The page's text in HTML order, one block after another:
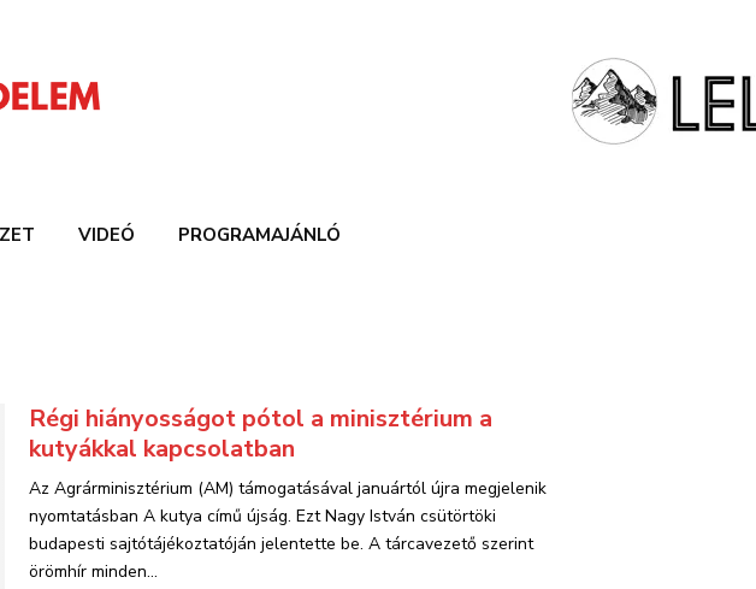
VIDEÓ PROGRAMAJÁNLÓ
Régi hiányosságot pótol a minisztérium a
kutyákkal kapcsolatban
Az Agrárminisztérium (AM) támogatásával januártól újra megjelenik
nyomtatásban A kutya című újság. Ezt Nagy István csütörtöki
budapesti sajtótájékoztatóján jelentette be. A tárcavezető szerint
örömhír minden...